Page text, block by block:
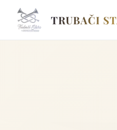
TRUBAČI